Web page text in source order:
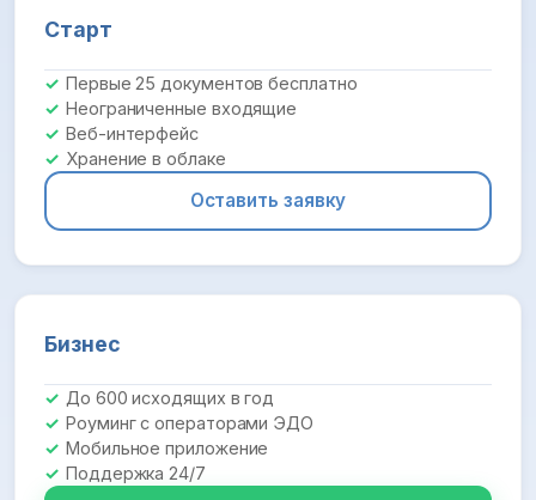
Старт
Первые 25 документов бесплатно
Неограниченные входящие
Веб-интерфейс
Хранение в облаке
Оставить заявку
Бизнес
До 600 исходящих в год
Роуминг с операторами ЭДО
Мобильное приложение
Поддержка 24/7